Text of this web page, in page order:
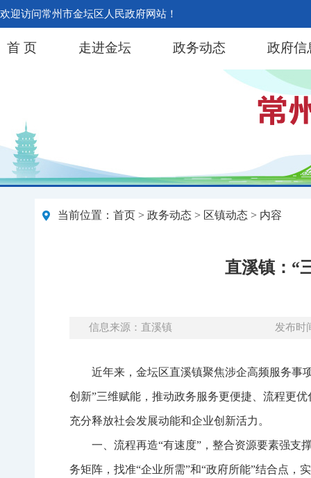
欢迎访问常州市金坛区人民政府网站！
首 页 走进金坛 政务动态 政府信
当前位置： 首页 > 政务动态 > 区镇动态 > 内容
直溪镇：“
信息来源：直溪镇 发布时
近年来，金坛区直溪镇聚焦涉企高频服务事
创新”三维赋能，推动政务服务更便捷、流程更
充分释放社会发展动能和企业创新活力。
一、流程再造“有速度”，整合资源要素强支
务矩阵，找准“企业所需”和“政府所能”结合点，